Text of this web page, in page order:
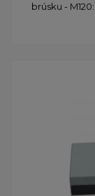
brúsku -